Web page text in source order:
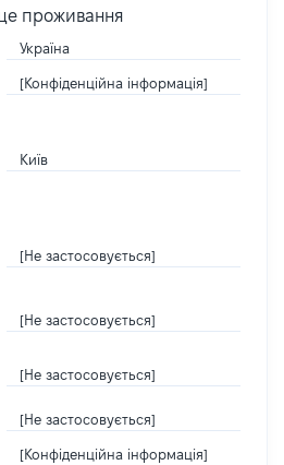
проживання
Україна
[Конфіденційна інформація]
Київ
[Не застосовується]
[Не застосовується]
[Не застосовується]
[Не застосовується]
[Конфіденційна інформація]